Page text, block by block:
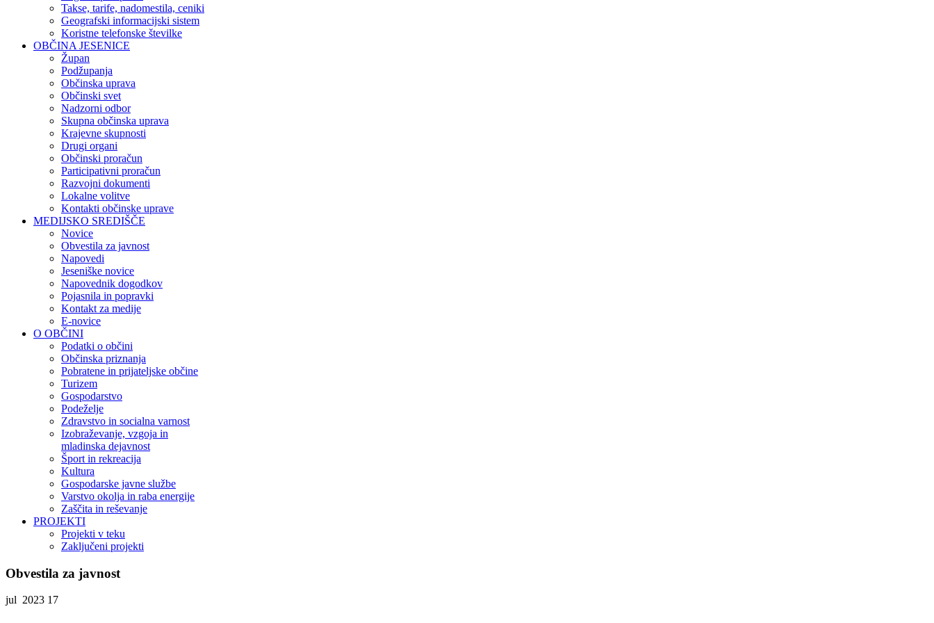
Takse, tarife, nadomestila, ceniki
Geografski informacijski sistem
Koristne telefonske številke
OBČINA JESENICE
Župan
Podžupanja
Občinska uprava
Občinski svet
Nadzorni odbor
Skupna občinska uprava
Krajevne skupnosti
Drugi organi
Občinski proračun
Participativni proračun
Razvojni dokumenti
Lokalne volitve
Kontakti občinske uprave
MEDIJSKO SREDIŠČE
Novice
Obvestila za javnost
Napovedi
Jeseniške novice
Napovednik dogodkov
Pojasnila in popravki
Kontakt za medije
E-novice
O OBČINI
Podatki o občini
Občinska priznanja
Pobratene in prijateljske občine
Turizem
Gospodarstvo
Podeželje
Zdravstvo in socialna varnost
Izobraževanje, vzgoja in
mladinska dejavnost
Šport in rekreacija
Kultura
Gospodarske javne službe
Varstvo okolja in raba energije
Zaščita in reševanje
PROJEKTI
Projekti v teku
Zaključeni projekti
Obvestila za javnost
jul 2023 17